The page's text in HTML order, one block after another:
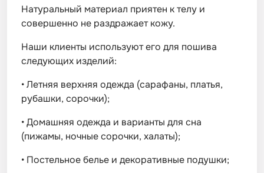
Натуральный материал приятен к телу и
совершенно не раздражает кожу.
Наши клиенты используют его для пошива
следующих изделий:
•Летняя верхняя одежда (сарафаны, платья,
рубашки, сорочки);
•Домашняя одежда и варианты для сна
(пижамы, ночные сорочки, халаты);
• Постельное белье и декоративные подушки;